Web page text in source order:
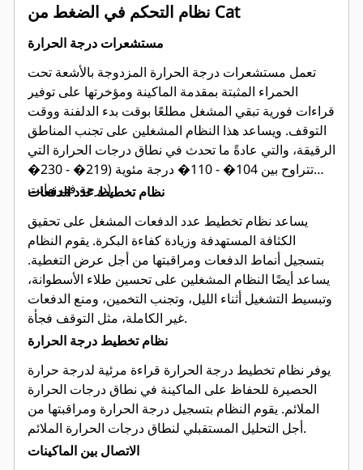
نظام التحكم في الضغط من Cat
مستشعرات درجة الحرارة
تعمل مستشعرات درجة الحرارة المزدوجة بالأشعة تحت
الحمراء المثبتة بمقدمة الماكينة ومؤخرتها على توفير
قراءات فورية تبقي المشغل مطلعًا بوقت بدء الدلفنة ووقت
التوقف. ويساعد هذا النظام المشغلين على تجنب المناطق
الرقيقة، والتي عادةً ما تحدث في نطاق درجات الحرارة التي
تتراوح بين 104� - 110� درجة مئوية (219� - 230�
درجة فهرنهايت).
نظام تخطيط عدد الدفعات
يساعد نظام تخطيط عدد الدفعات المشغل على تحقيق
الكثافة المستهدفة وزيادة كفاءة البكرة. يقوم النظام
بتسجيل أنماط الدفعات ومراقبتها من أجل عرض التغطية.
يساعد أيضًا النظام المشغلين على تحسين طلاء الأسطوانة،
وتبسيط التشغيل أثناء الليل، وتجنب التخمين، ومنع الدفعات
غير الكاملة، مثل التوقف فجأة.
نظام تخطيط درجة الحرارة
يوفر نظام تخطيط درجة الحرارة قراءة مرئية لدرجة حرارة
الحصيرة للحفاظ على الماكينة في نطاق درجات الحرارة
الملائم. يقوم النظام بتسجيل درجة الحرارة ومراقبتها من
أجل التحليل المستقبلي لنطاق درجات الحرارة الملائم.
الاتصال بين الماكينات